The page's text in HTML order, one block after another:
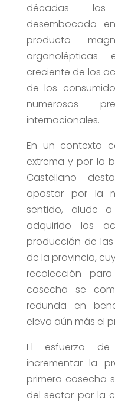
décadas los
desembocado
producto
organolépticas
creciente de los
de los
numerosos
internacionales.
En un contexto
extrema y por la
Castellano
apostar por la
sentido, alude
adquirido los
producción de
de la provincia,
recolección
cosecha se
redunda en
eleva aún más el
El esfuerzo
incrementar la
primera cosecha
del sector por la